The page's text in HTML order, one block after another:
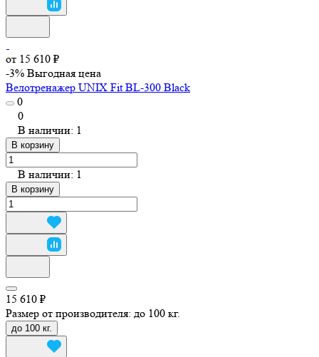
от 15 610 ₽
-3% Выгодная цена
Велотренажер UNIX Fit BL-300 Black
0
0
В наличии: 1
В корзину
В наличии: 1
В корзину
15 610 ₽
Размер от производителя: до 100 кг.
до 100 кг.